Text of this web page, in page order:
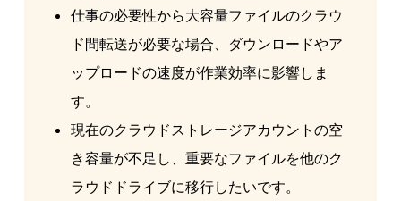
仕事の必要性から大容量ファイルのクラウ
ド間転送が必要な場合、ダウンロードやア
ップロードの速度が作業効率に影響しま
す。
現在のクラウドストレージアカウントの空
き容量が不足し、重要なファイルを他のク
ラウドドライブに移行したいです。